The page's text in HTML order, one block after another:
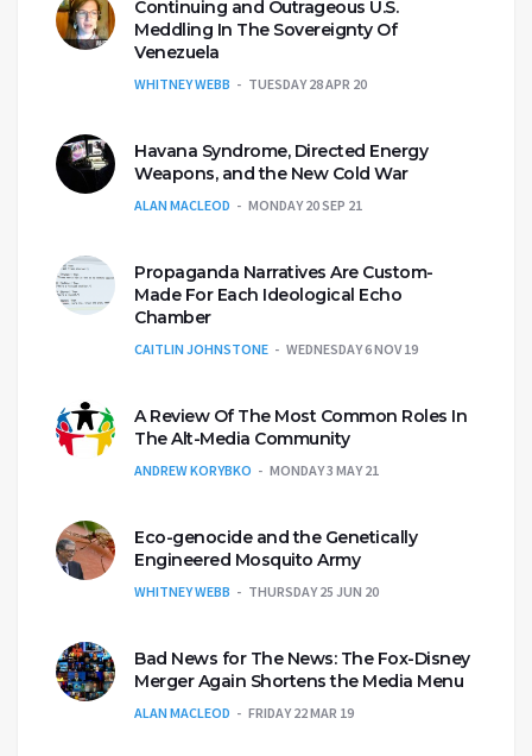
Continuing and Outrageous U.S.
Meddling In The Sovereignty Of
Venezuela
WHITNEY WEBB TUESDAY 28 APR 20
Havana Syndrome, Directed Energy
Weapons, and the New Cold War
ALAN MACLEOD MONDAY 20 SEP 21
Propaganda Narratives Are Custom-
Made For Each Ideological Echo
Chamber
CAITLIN JOHNSTONE WEDNESDAY 6 NOV 19
A Review Of The Most Common Roles In
The Alt-Media Community
ANDREW KORYBKO MONDAY 3 MAY 21
Eco-genocide and the Genetically
Engineered Mosquito Army
WHITNEY WEBB THURSDAY 25 JUN 20
Bad News for The News: The Fox-Disney
Merger Again Shortens the Media Menu
ALAN MACLEOD FRIDAY 22 MAR 19